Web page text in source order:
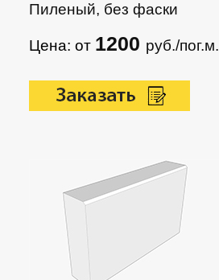
Пиленый, без фаски
Цена: от 1200 руб./пог.м.